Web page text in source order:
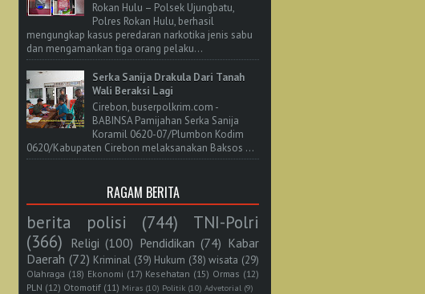
Rokan Hulu – Polsek Ujungbatu,
Polres Rokan Hulu, berhasil
mengungkap kasus peredaran narkotika jenis sabu
dan mengamankan tiga orang pelaku...
Serka Sanija Drakula Dari Tanah
Wali Beraksi Lagi
Cirebon, buserpolkrim.com -
BABINSA Pamijahan Serka Sanija
Koramil 0620-07/Plumbon Kodim
0620/Kabupaten Cirebon melaksanakan Baksos ...
RAGAM BERITA
berita polisi (744)
TNI-Polri
(366) Religi (100) Pendidikan (74) Kabar
Daerah (72) Kriminal (39) Hukum (38) wisata (29)
Olahraga (18) Ekonomi (17) Kesehatan (15) Ormas (12)
PLN (12) Otomotif (11) Miras (10) Politik (10) Advetorial (9)